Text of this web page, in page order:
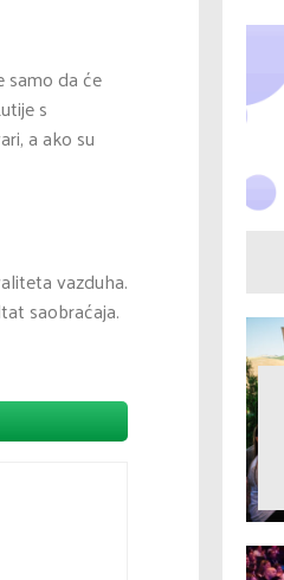
samo da će
s
a ako su
vazduha.
saobraćaja.